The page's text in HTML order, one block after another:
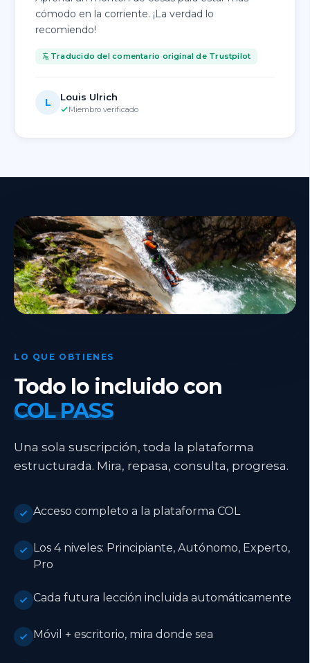
cómodo en la corriente. ¡La verdad lo
recomiendo!
Traducido del comentario original de Trustpilot
L Louis Ulrich
Miembro verificado
LO QUE OBTIENES
Todo lo incluido con
COL PASS
Una sola suscripción, toda la plataforma
estructurada. Mira, repasa, consulta, progresa.
Acceso completo a la plataforma COL
Los 4 niveles: Principiante, Autónomo, Experto,
Pro
Cada futura lección incluida automáticamente
Móvil + escritorio, mira donde sea